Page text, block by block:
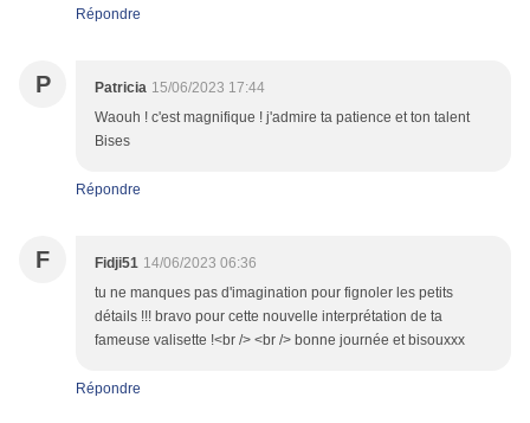
Répondre
P Patricia 15/06/2023 17:44
Waouh ! c'est magnifique ! j'admire ta patience et ton talent
Bises
Répondre
F Fidji51 14/06/2023 06:36
tu ne manques pas d'imagination pour fignoler les petits
détails !!! bravo pour cette nouvelle interprétation de ta
fameuse valisette !<br /> <br /> bonne journée et bisouxxx
Répondre